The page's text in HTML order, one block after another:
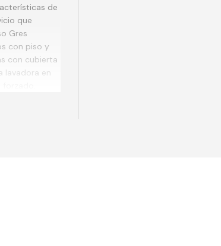
de
que
Gres
con piso y
con cubierta
lavadora en